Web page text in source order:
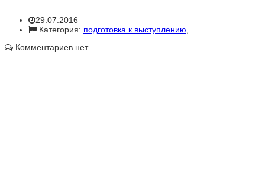
29.07.2016
Категория: подготовка к выступлению
Комментариев нет